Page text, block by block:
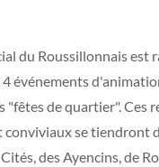
du Roussillonnais est
événements
"fêtes de quartier". Ces
conviviaux se tiendront
des Ayencins, de